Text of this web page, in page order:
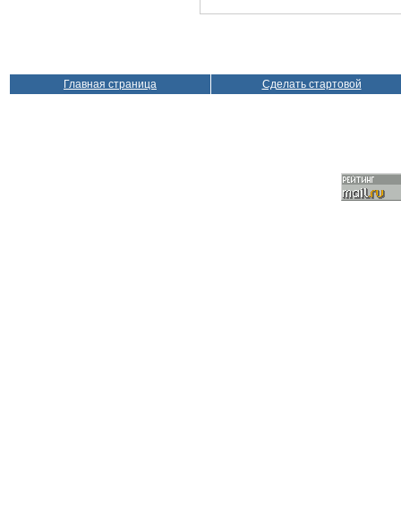
Главная страница Сделать стартовой